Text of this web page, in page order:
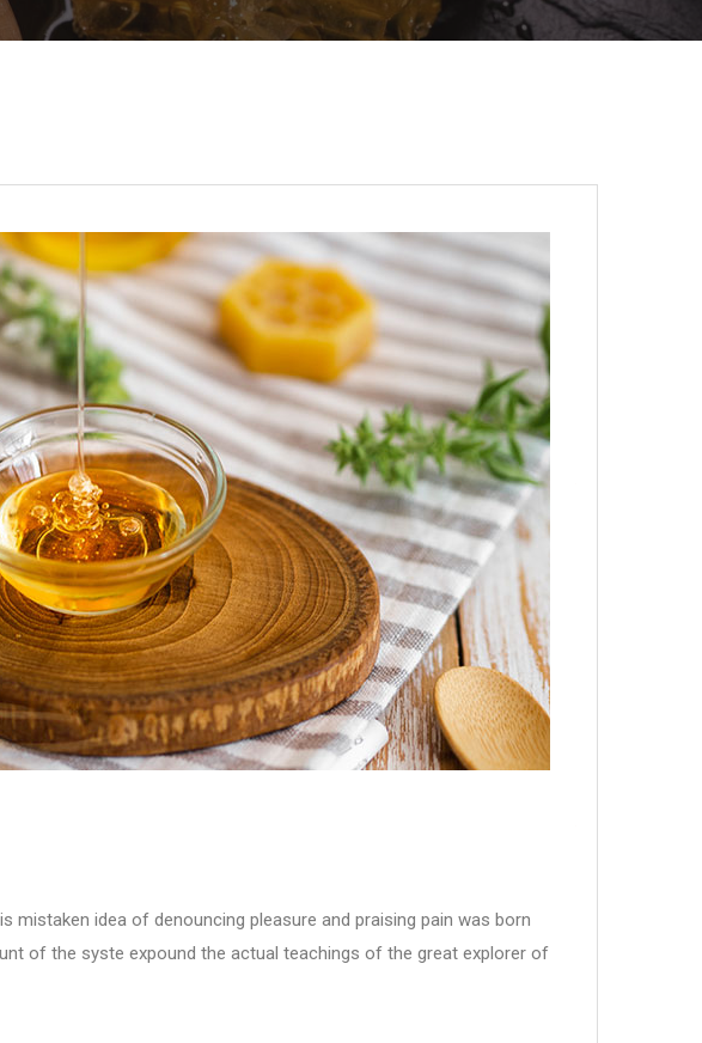
mistaken idea of denouncing pleasure and praising pain was born
of the syste expound the actual teachings of the great explorer of